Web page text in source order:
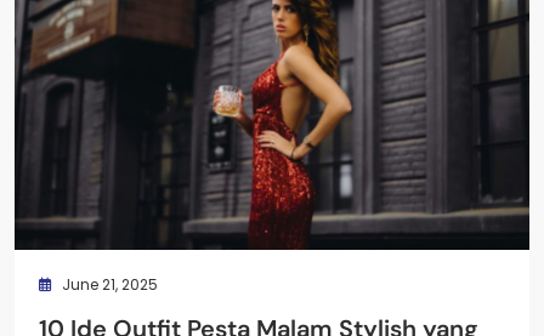
June 21, 2025
10 Ide Outfit Pesta Malam Stylish yang